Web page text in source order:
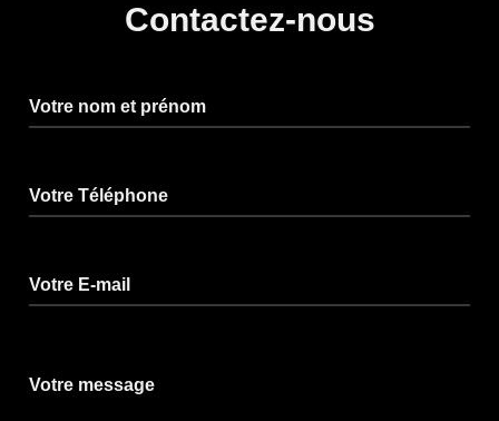
Contactez-nous
Votre nom et prénom
Votre Téléphone
Votre E-mail
Votre message